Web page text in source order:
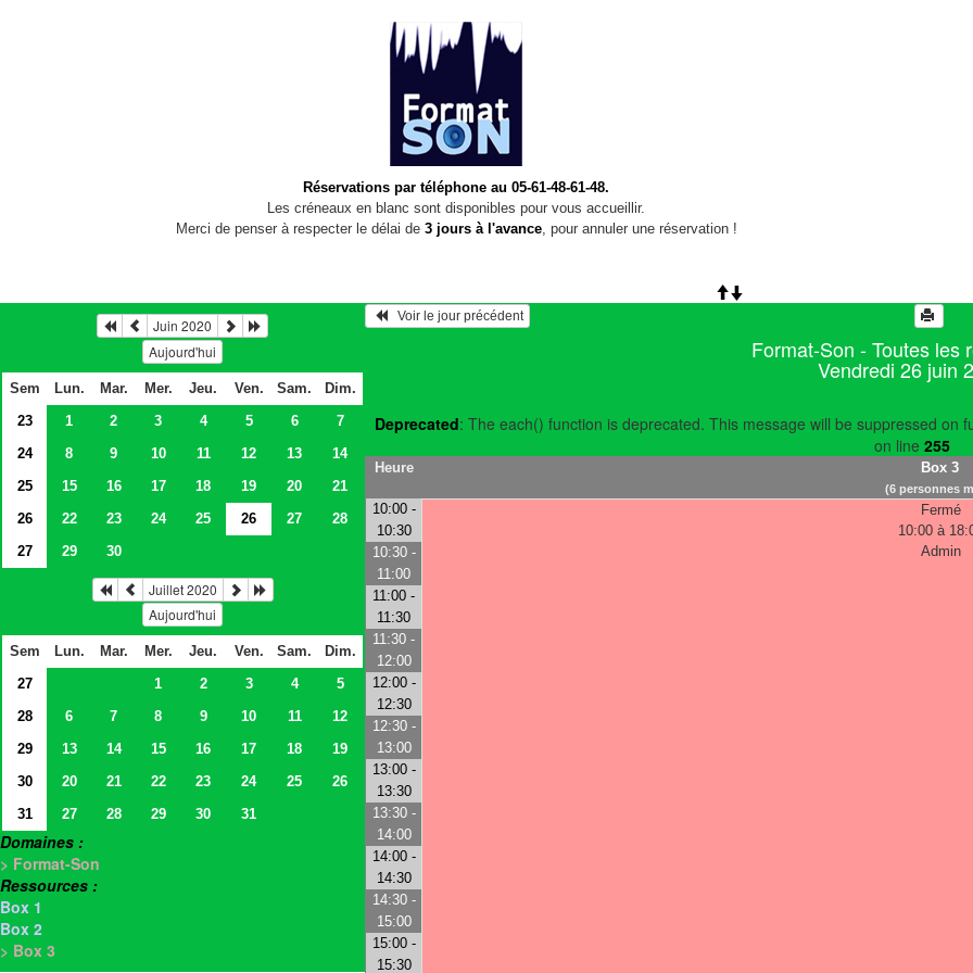
Réservations par téléphone au 05-61-48-61-48.
Les créneaux en blanc sont disponibles pour vous accueillir.
Merci de penser à respecter le délai de 3 jours à l'avance, pour annuler une réservation !
Juin 2020
Aujourd'hui
Sem Lun. Mar. Mer. Jeu. Ven. Sam.
Dim.
23
1 2 3 4 5 6
7
24
8 9 10 11 12 13
14
25
15 16 17 18 19 20
21
26
22 23 24 25 26 27
28
27
29 30
Juillet 2020
Aujourd'hui
Sem Lun. Mar. Mer. Jeu. Ven. Sam.
Dim.
27
1 2 3 4
5
28
6 7 8 9 10 11
12
29
13 14 15 16 17 18
19
30
20 21 22 23 24 25
26
31
27 28 29 30 31
Domaines :
> Format-Son
Ressources :
Box 1
Box 2
> Box 3
   Voir le jour précédent
Format-Son - Toutes les
Vendredi 26 juin
Deprecated: The each() function is deprecated. This message will be suppressed on
on line 255
Heure Box 3
(6 personnes
10:00 -
10:30
Fermé
10:00 à
Admin
10:30 -
11:00
11:00 -
11:30
11:30 -
12:00
12:00 -
12:30
12:30 -
13:00
13:00 -
13:30
13:30 -
14:00
14:00 -
14:30
14:30 -
15:00
15:00 -
15:30